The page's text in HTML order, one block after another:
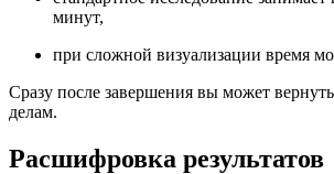
минут,
при сложной визуализации время
Сразу после завершения вы может
делам.
Расшифровка результатов